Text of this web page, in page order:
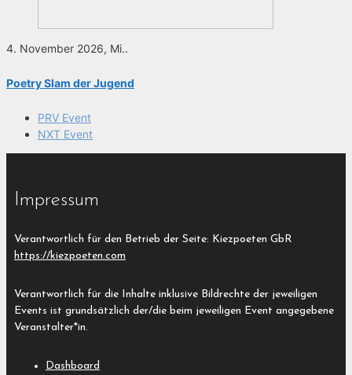
4. November 2026, Mi..
Poetry Slam der Jugend
PRV Event
NXT Event
Impressum
Verantwortlich für den Betrieb der Seite: Kiezpoeten GbR
https://kiezpoeten.com
Verantwortlich für die Inhalte inklusive Bildrechte der jeweiligen
Events ist grundsätzlich der/die beim jeweiligen Event angegebene
Veranstalter*in.
Dashboard